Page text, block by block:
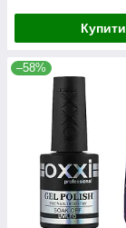
Купити
–58%